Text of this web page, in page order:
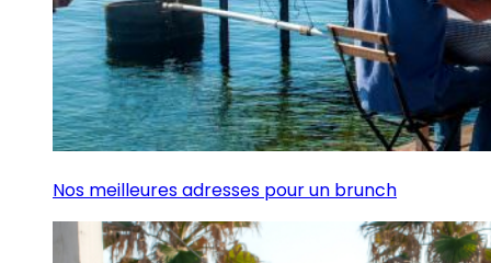
Nos meilleures adresses pour un brunch